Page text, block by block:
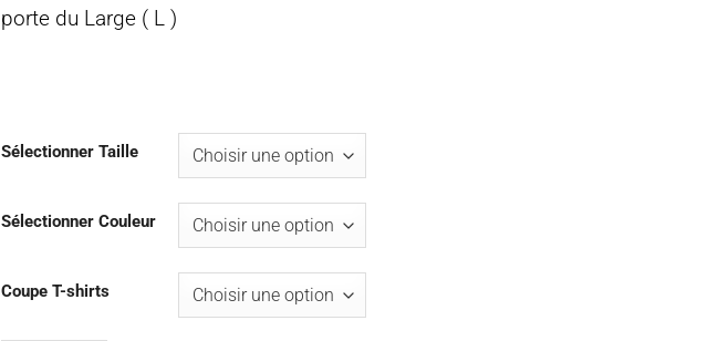
porte du Large ( L )
Sélectionner Taille
Sélectionner Couleur
Coupe T-shirts